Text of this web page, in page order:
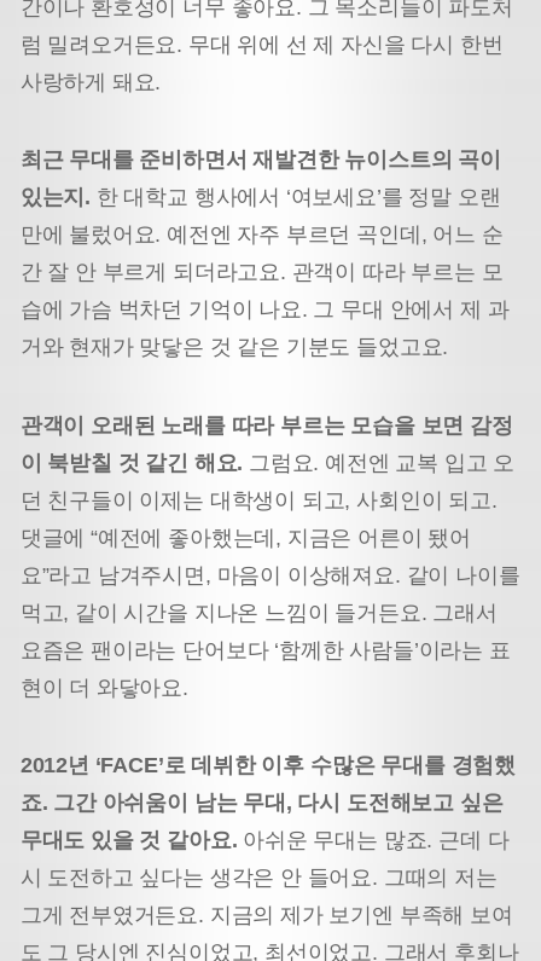
간이나 환호성이 너무 좋아요. 그 목소리들이 파도처
럼 밀려오거든요. 무대 위에 선 제 자신을 다시 한번
사랑하게 돼요.
최근 무대를 준비하면서 재발견한 뉴이스트의 곡이
있는지. 한 대학교 행사에서 ‘여보세요’를 정말 오랜
만에 불렀어요. 예전엔 자주 부르던 곡인데, 어느 순
간 잘 안 부르게 되더라고요. 관객이 따라 부르는 모
습에 가슴 벅차던 기억이 나요. 그 무대 안에서 제 과
거와 현재가 맞닿은 것 같은 기분도 들었고요.
관객이 오래된 노래를 따라 부르는 모습을 보면 감정
이 북받칠 것 같긴 해요. 그럼요. 예전엔 교복 입고 오
던 친구들이 이제는 대학생이 되고, 사회인이 되고.
댓글에 “예전에 좋아했는데, 지금은 어른이 됐어
요”라고 남겨주시면, 마음이 이상해져요. 같이 나이를
먹고, 같이 시간을 지나온 느낌이 들거든요. 그래서
요즘은 팬이라는 단어보다 ‘함께한 사람들’이라는 표
현이 더 와닿아요.
2012년 ‘FACE’로 데뷔한 이후 수많은 무대를 경험했
죠. 그간 아쉬움이 남는 무대, 다시 도전해보고 싶은
무대도 있을 것 같아요. 아쉬운 무대는 많죠. 근데 다
시 도전하고 싶다는 생각은 안 들어요. 그때의 저는
그게 전부였거든요. 지금의 제가 보기엔 부족해 보여
도 그 당시엔 진심이었고, 최선이었고. 그래서 후회나